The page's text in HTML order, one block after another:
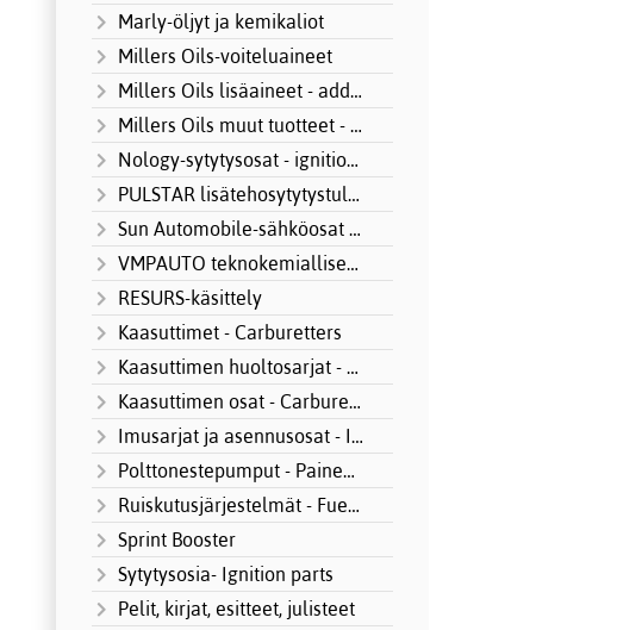
Marly-öljyt ja kemikaliot
Millers Oils-voiteluaineet
Millers Oils lisäaineet - additives
Millers Oils muut tuotteet - other produ
Nology-sytytysosat - ignition systems
PULSTAR lisätehosytytystulpat
Sun Automobile-sähköosat MOTORSPORT
VMPAUTO teknokemialliset tuotteet
RESURS-käsittely
Kaasuttimet - Carburetters
Kaasuttimen huoltosarjat - Carburetter S
Kaasuttimen osat - Carburetter parts
Imusarjat ja asennusosat - Intake manifo
Polttonestepumput - Paineensäätimet
Ruiskutusjärjestelmät - Fuel Injection
Sprint Booster
Sytytysosia- Ignition parts
Pelit, kirjat, esitteet, julisteet